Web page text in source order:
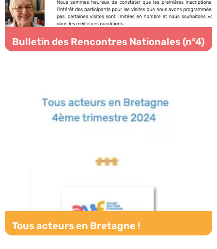
Bulletin des Rencontres Nationales (n°4)
Tous acteurs en Bretagne !